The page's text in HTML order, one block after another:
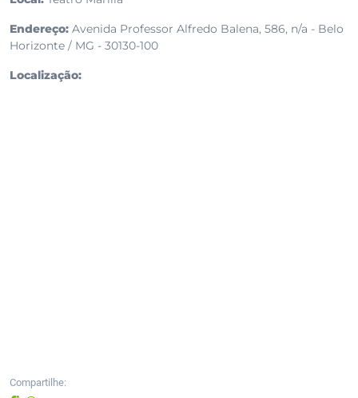
Endereço: Avenida Professor Alfredo Balena, 586, n/a - Belo
Horizonte / MG - 30130-100
Localização:
Compartilhe: